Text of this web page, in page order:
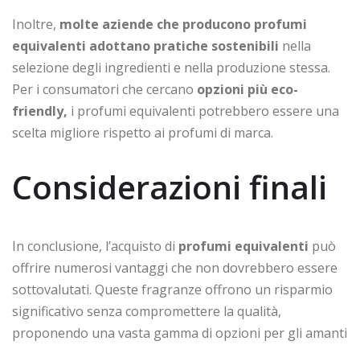
Inoltre, molte aziende che producono profumi
equivalenti adottano pratiche sostenibili nella
selezione degli ingredienti e nella produzione stessa.
Per i consumatori che cercano opzioni più eco-
friendly, i profumi equivalenti potrebbero essere una
scelta migliore rispetto ai profumi di marca.
Considerazioni finali
In conclusione, l’acquisto di profumi equivalenti può
offrire numerosi vantaggi che non dovrebbero essere
sottovalutati. Queste fragranze offrono un risparmio
significativo senza compromettere la qualità,
proponendo una vasta gamma di opzioni per gli amanti